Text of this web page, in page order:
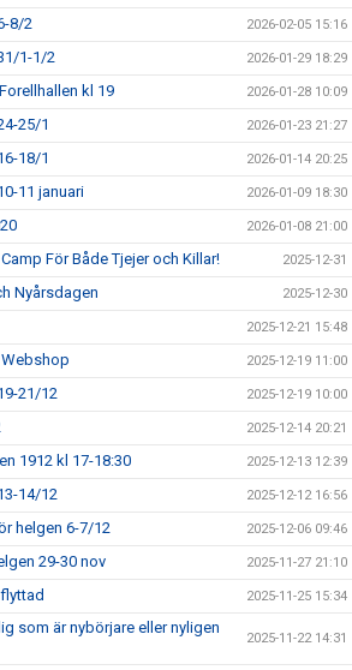
8/2 2026-02-05 15:16
1-1/2 2026-01-29 18:29
kl 19 2026-01-28 10:09
25/1 2026-01-23 21:27
18/1 2026-01-14 20:25
11 januari 2026-01-09 18:30
2026-01-08 21:00
För Både Tjejer och Killar! 2025-12-31
Nyårsdagen 2025-12-30
2025-12-21 15:48
2025-12-19 11:00
21/12 2025-12-19 10:00
2025-12-14 20:21
1912 kl 17-18:30 2025-12-13 12:39
14/12 2025-12-12 16:56
helgen 6-7/12 2025-12-06 09:46
29-30 nov 2025-11-27 21:10
2025-11-25 15:34
som är nybörjare eller nyligen
2025-11-22 14:31